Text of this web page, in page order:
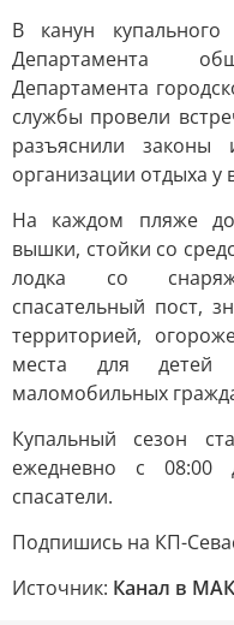
В канун
Департамента
Департамента
службы провели
разъяснили
организации отдыха у
На каждом пляже
вышки, стойки со
лодка со
спасательный пост,
территорией,
места для детей
маломобильных
Купальный сезон
ежедневно с 08:00
спасатели.
Подпишись на КП-
Источник: Канал в